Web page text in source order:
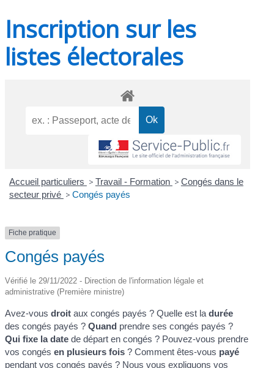
Inscription sur les
listes électorales
Accueil particuliers > Travail - Formation > Congés dans le
secteur privé > Congés payés
Fiche pratique
Congés payés
Vérifié le 29/11/2022 - Direction de l'information légale et
administrative (Première ministre)
Avez-vousdroit aux congés payés ? Quelle est ladurée
des congés payés ?Quand prendre ses congés payés ?
Qui fixe la date de départ en congés ? Pouvez-vous prendre
vos congésen plusieurs fois ? Comment êtes-vous payé
pendant vos congés payés ? Nous vous expliquons vos